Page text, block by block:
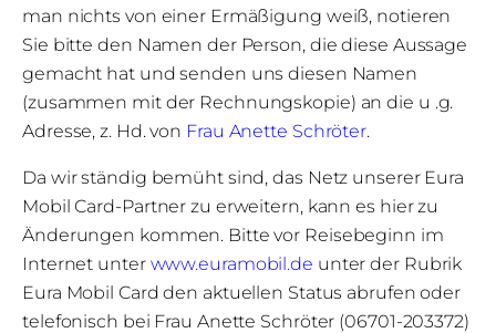
man nichts von einer Ermäßigung weiß, notieren
Sie bitte den Namen der Person, die diese Aussage
gemacht hat und senden uns diesen Namen
(zusammen mit der Rechnungskopie) an die u .g.
Adresse, z. Hd. von Frau Anette Schröter.
Da wir ständig bemüht sind, das Netz unserer Eura
Mobil Card-Partner zu erweitern, kann es hier zu
Änderungen kommen. Bitte vor Reisebeginn im
Internet unter www.euramobil.de unter der Rubrik
Eura Mobil Card den aktuellen Status abrufen oder
telefonisch bei Frau Anette Schröter (06701-203372)